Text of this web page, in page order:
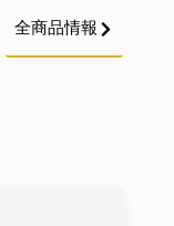
全商品情報